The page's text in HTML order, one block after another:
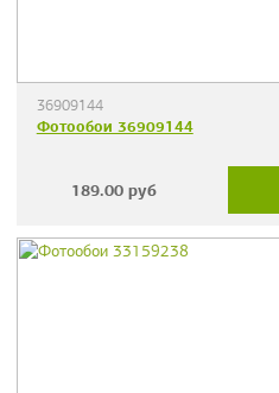
36909144
Фотообои 36909144
189.00 руб